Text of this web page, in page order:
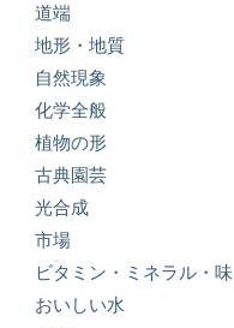
道端
地形・地質
自然現象
化学全般
植物の形
古典園芸
光合成
市場
ビタミン・ミネラル・味
おいしい水